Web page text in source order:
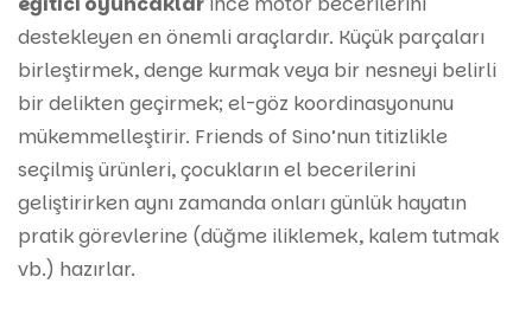
destekleyen en önemli araçlardır. Küçük parçaları
birleştirmek, denge kurmak veya bir nesneyi belirli
bir delikten geçirmek; el-göz koordinasyonunu
mükemmelleştirir. Friends of Sino’nun titizlikle
seçilmiş ürünleri, çocukların el becerilerini
geliştirirken aynı zamanda onları günlük hayatın
pratik görevlerine (düğme iliklemek, kalem tutmak
vb.) hazırlar.